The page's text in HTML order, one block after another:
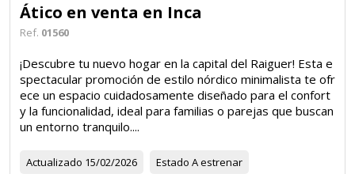
Ático en venta en Inca
Ref. 01560
¡Descubre tu nuevo hogar en la capital del Raiguer! Esta e
spectacular promoción de estilo nórdico minimalista te ofr
ece un espacio cuidadosamente diseñado para el confort
y la funcionalidad, ideal para familias o parejas que buscan
un entorno tranquilo....
Actualizado 15/02/2026 Estado A estrenar